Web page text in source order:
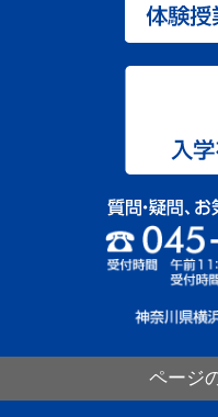
ページ